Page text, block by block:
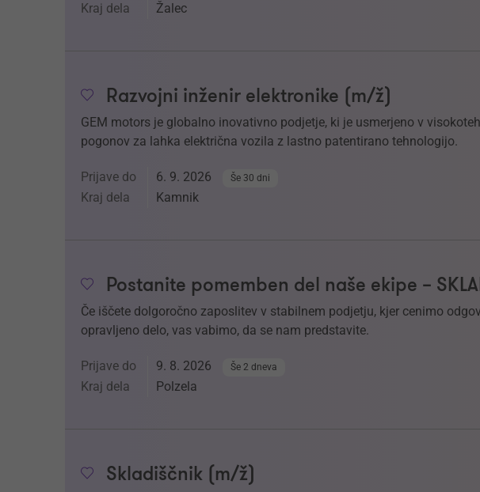
Kraj dela Žalec
Razvojni inženir elektronike (m/ž)
GEM motors je globalno inovativno podjetje, ki je usmerjeno v
pogonov za lahka električna vozila z lastno patentirano tehnologijo.
Prijave do 6. 9. 2026 Še 30 dni
Kraj dela Kamnik
Postanite pomemben del naše ekipe –
Če iščete dolgoročno zaposlitev v stabilnem podjetju, kjer cenimo
opravljeno delo, vas vabimo, da se nam predstavite.
Prijave do 9. 8. 2026 Še 2 dneva
Kraj dela Polzela
Skladiščnik (m/ž)